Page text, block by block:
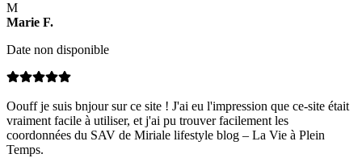
M
Marie F.
Date non disponible
Oouff je suis bnjour sur ce site ! J'ai eu l'impression que ce-site était
vraiment facile à utiliser, et j'ai pu trouver facilement les
coordonnées du SAV de Miriale lifestyle blog – La Vie à Plein
Temps.